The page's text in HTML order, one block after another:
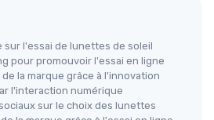
sur l'essai de lunettes de soleil
pour promouvoir l'essai en ligne
la marque grâce à l'innovation
l'interaction numérique
sur le choix des lunettes